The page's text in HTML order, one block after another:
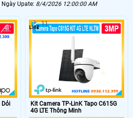
Upate: 8/4/2026 12:00:00 AM
Dỏi
Kit Camera TP-LinK Tapo C615G
4G LTE Thông Minh
11